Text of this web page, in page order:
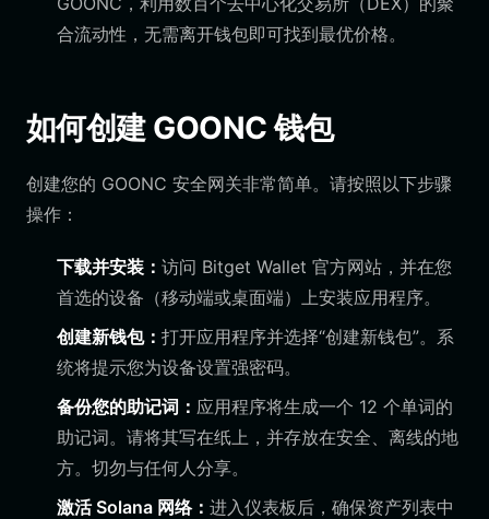
合流动性，无需离开钱包即可找到最优价格。
如何创建 GOONC 钱包
创建您的 GOONC 安全网关非常简单。请按照以下步骤
操作：
下载并安装： 访问 Bitget Wallet 官方网站，并在您
首选的设备（移动端或桌面端）上安装应用程序。
创建新钱包： 打开应用程序并选择“创建新钱包”。系
统将提示您为设备设置强密码。
备份您的助记词： 应用程序将生成一个 12 个单词的
助记词。请将其写在纸上，并存放在安全、离线的地
方。切勿与任何人分享。
激活 Solana 网络： 进入仪表板后，确保资产列表中